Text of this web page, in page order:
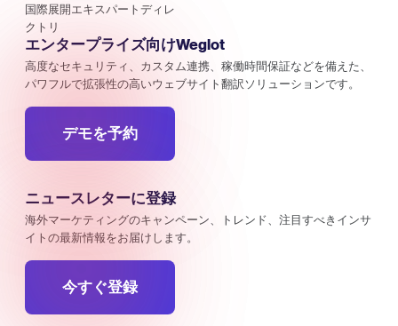
国際展開エキスパートディレ
クトリ
エンタープライズ向けWeglot
高度なセキュリティ、カスタム連携、稼働時間保証などを備えた、
パワフルで拡張性の高いウェブサイト翻訳ソリューションです。
デモを予約
ニュースレターに登録
海外マーケティングのキャンペーン、トレンド、注目すべきインサ
イトの最新情報をお届けします。
今すぐ登録